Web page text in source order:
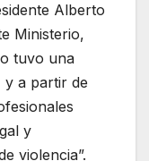
Alberto
Ministerio,
tuvo una
y a partir de
y
violencia”.